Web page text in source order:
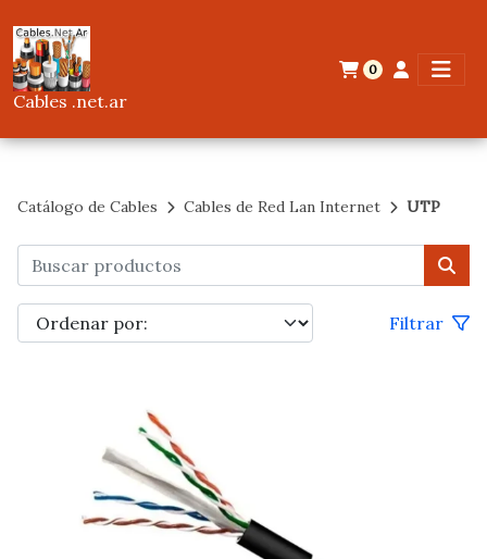
Cables .net.ar
0
Catálogo de Cables Cables de Red Lan Internet UTP
Filtrar